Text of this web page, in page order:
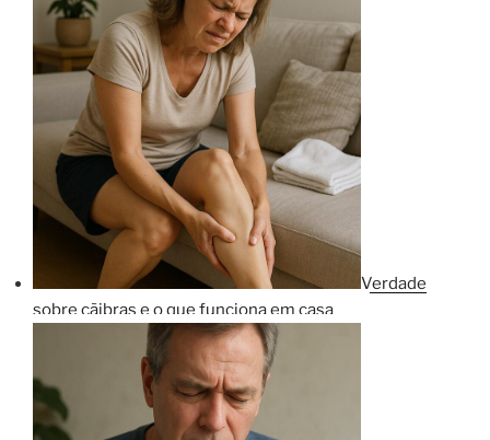
Verdade
sobre cãibras e o que funciona em casa